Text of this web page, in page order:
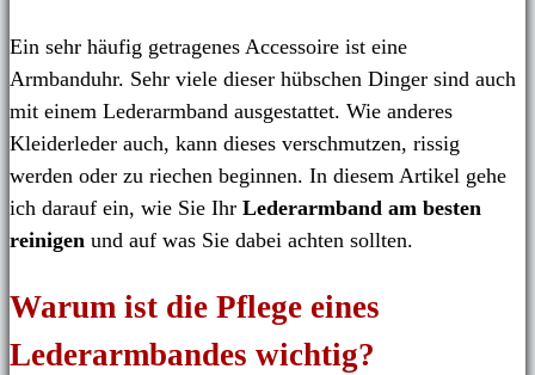
Ein sehr häufig getragenes Accessoire ist eine
Armbanduhr. Sehr viele dieser hübschen Dinger sind auch
mit einem Lederarmband ausgestattet. Wie anderes
Kleiderleder auch, kann dieses verschmutzen, rissig
werden oder zu riechen beginnen. In diesem Artikel gehe
ich darauf ein, wie Sie Ihr Lederarmband am besten
reinigen und auf was Sie dabei achten sollten.
Warum ist die Pflege eines
Lederarmbandes wichtig?